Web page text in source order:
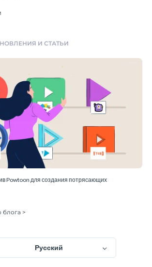
И СТАТЬИ
Powtoon для создания потрясающих
>
Русский